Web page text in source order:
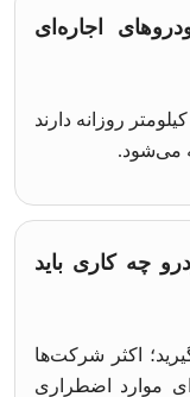
اجاره‌ای
روزانه دارند
می‌شود.
چه کاری باید
اکثر شرکت‌ها
موارد اضطراری